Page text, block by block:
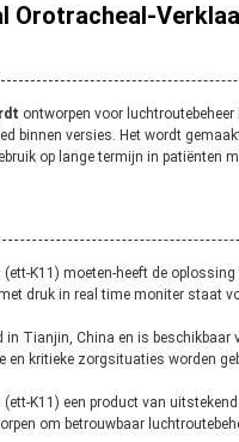
Orotracheal-
ontworpen voor
binnen versies. Het wordt
op lange termijn in patiënten
K11) moeten-heeft de
druk in real time moniter staat
Tianjin, China en is
kritieke zorgsituaties worden
K11) een product van
om betrouwbaar